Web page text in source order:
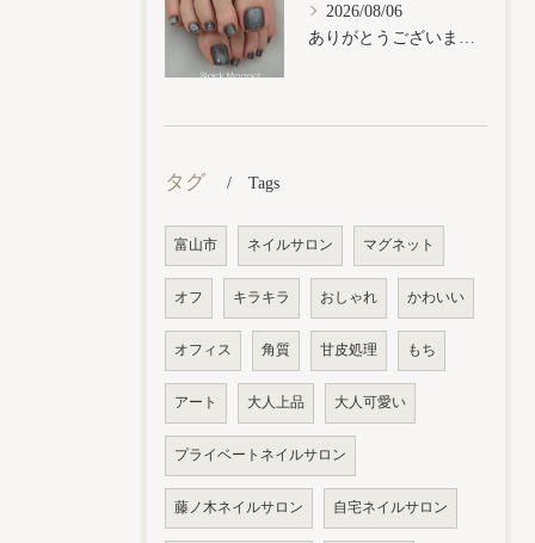
2026/08/06
タグ Tags
富山市 ネイルサロン マグネット
オフ キラキラ おしゃれ かわいい
オフィス 角質 甘皮処理 もち
アート 大人上品 大人可愛い
プライベートネイルサロン
藤ノ木ネイルサロン 自宅ネイルサロン